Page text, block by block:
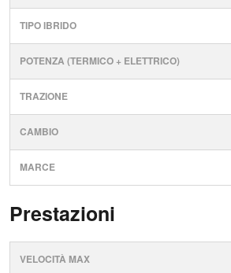
TIPO IBRIDO
POTENZA (TERMICO + ELETTRICO)
TRAZIONE
CAMBIO
MARCE
Prestazioni
VELOCITÀ MAX